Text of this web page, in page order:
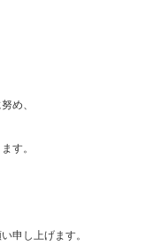
め、
す。
申し上げます。